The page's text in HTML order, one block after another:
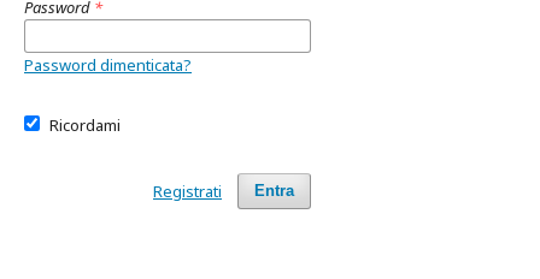
Password *
Password dimenticata?
Ricordami
Entra
Registrati